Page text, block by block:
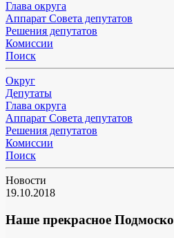
Глава округа
Аппарат Совета депутатов
Решения депутатов
Комиссии
Поиск
Округ
Депутаты
Глава округа
Аппарат Совета депутатов
Решения депутатов
Комиссии
Поиск
Новости
19.10.2018
Наше прекрасное